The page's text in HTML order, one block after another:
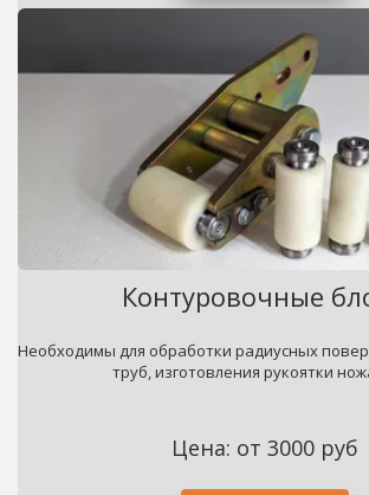
Контуровочные
Необходимы для обработки радиусных
труб, изготовления рукоятки
Цена: от 3000 руб